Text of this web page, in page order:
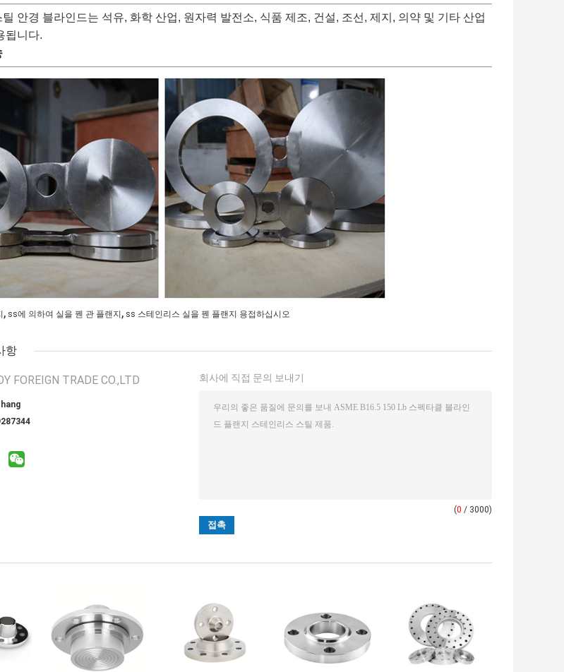
안경 블라인드는 석유, 화학 산업, 원자력 발전소, 식품 제조, 건설, 조선, 제지, 의약 및 기타 산업
됩니다.
, ss에 의하여 실을 꿴 관 플랜지 , ss 스테인리스 실을 꿴 플랜지 용접하십시오
항
FOREIGN TRADE CO.,LTD 회사에 직접 문의 보내기
(0 / 3000)